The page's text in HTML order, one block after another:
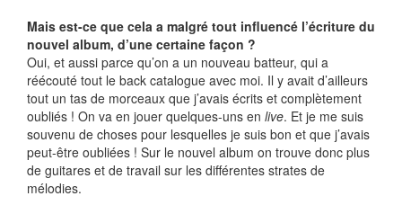
Mais est-ce que cela a malgré tout influencé l’écriture du
nouvel album, d’une certaine façon ?
Oui, et aussi parce qu’on a un nouveau batteur, qui a
réécouté tout le back catalogue avec moi. Il y avait d’ailleurs
tout un tas de morceaux que j’avais écrits et complètement
oubliés ! On va en jouer quelques-uns en live. Et je me suis
souvenu de choses pour lesquelles je suis bon et que j’avais
peut-être oubliées ! Sur le nouvel album on trouve donc plus
de guitares et de travail sur les différentes strates de
mélodies.